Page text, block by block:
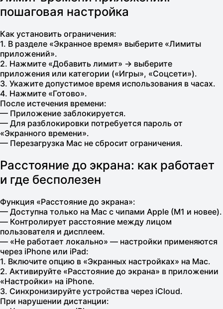
пошаговая настройка
Как установить ограничения:
1. В разделе «Экранное время» выберите «Лимиты
приложений».
2. Нажмите «Добавить лимит» → выберите
приложения или категории («Игры», «Соцсети»).
3. Укажите допустимое время использования в часах.
4. Нажмите «Готово».
После истечения времени:
— Приложение заблокируется.
— Для разблокировки потребуется пароль от
«Экранного времени».
— Перезагрузка Mac не сбросит ограничения.
Расстояние до экрана: как работает
и где бесполезен
Функция «Расстояние до экрана»:
— Доступна только на Mac с чипами Apple (M1 и новее).
— Контролирует расстояние между лицом
пользователя и дисплеем.
— «Не работает локально» — настройки применяются
через iPhone или iPad:
1. Включите опцию в «Экранных настройках» на Mac.
2. Активируйте «Расстояние до экрана» в приложении
«Настройки» на iPhone.
3. Синхронизируйте устройства через iCloud.
При нарушении дистанции: